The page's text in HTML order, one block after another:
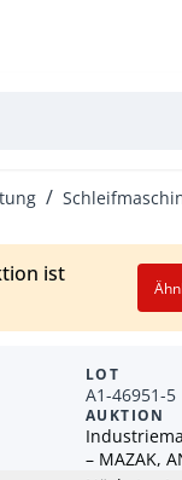
ist
LOT
A1-46951-5
AUKTION
– MAZAK,